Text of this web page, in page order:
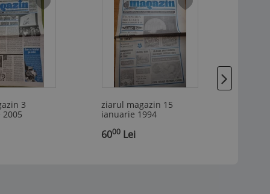
3
ziarul magazin 15
ianuarie 1994
6000 Lei